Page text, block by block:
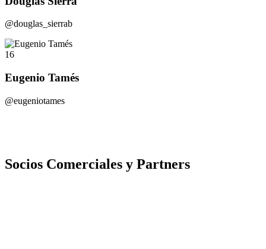
@douglas_sierrab
16
Eugenio Tamés
@eugeniotames
Socios Comerciales y Partners